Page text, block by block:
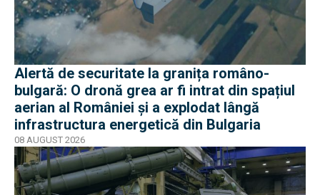
Alertă de securitate la granița româno-
bulgară: O dronă grea ar fi intrat din spațiul
aerian al României și a explodat lângă
infrastructura energetică din Bulgaria
08 AUGUST 2026